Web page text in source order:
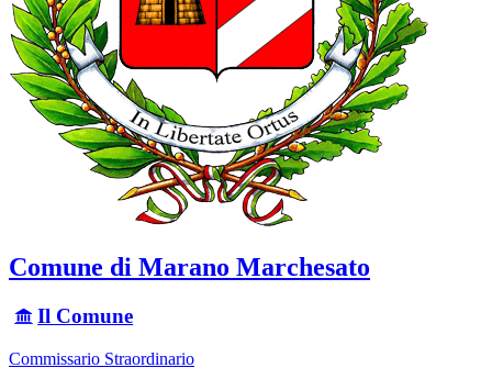
Comune di Marano Marchesato
Il Comune
Commissario Straordinario